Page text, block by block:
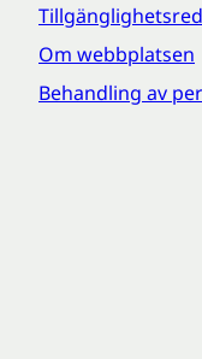
Om webbplatsen
Behandling av